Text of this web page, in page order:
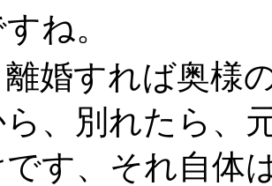
ね。
婚すれば奥様
、別れたら、
です、それ自体